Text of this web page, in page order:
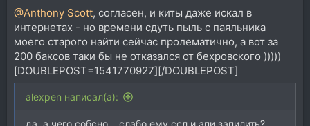
@Anthony Scott, согласен, и киты даже искал в
интернетах - но времени сдуть пыль с паяльника
моего старого найти сейчас пролематично, а вот за
200 баксов таки бы не отказался от бехровского )))))
[DOUBLEPOST=1541770927][/DOUBLEPOST]
alexpen написал(а):
да, а чего собсно... слабо ему ссл и апи запилить?